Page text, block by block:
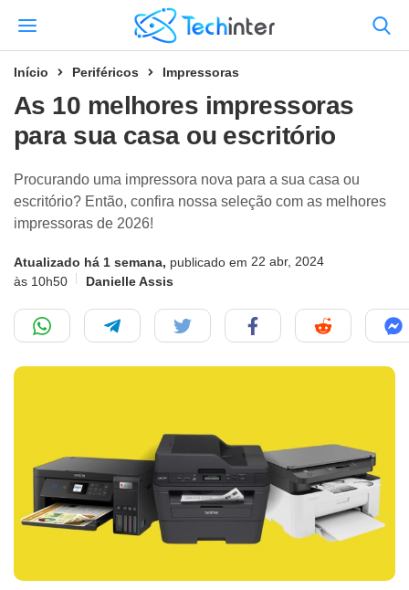
Início Periféricos Impressoras
As 10 melhores impressoras
para sua casa ou escritório
Procurando uma impressora nova para a sua casa ou
escritório? Então, confira nossa seleção com as melhores
impressoras de 2026!
Atualizado há 1 semana, publicado em 22 abr, 2024
às 10h50
Danielle Assis